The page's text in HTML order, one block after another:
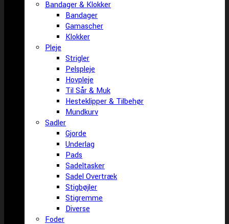
Bandager & Klokker
Bandager
Gamascher
Klokker
Pleje
Strigler
Pelspleje
Hovpleje
Til Sår & Muk
Hesteklipper & Tilbehør
Mundkurv
Sadler
Gjorde
Underlag
Pads
Sadeltasker
Sadel Overtræk
Stigbøjler
Stigremme
Diverse
Foder